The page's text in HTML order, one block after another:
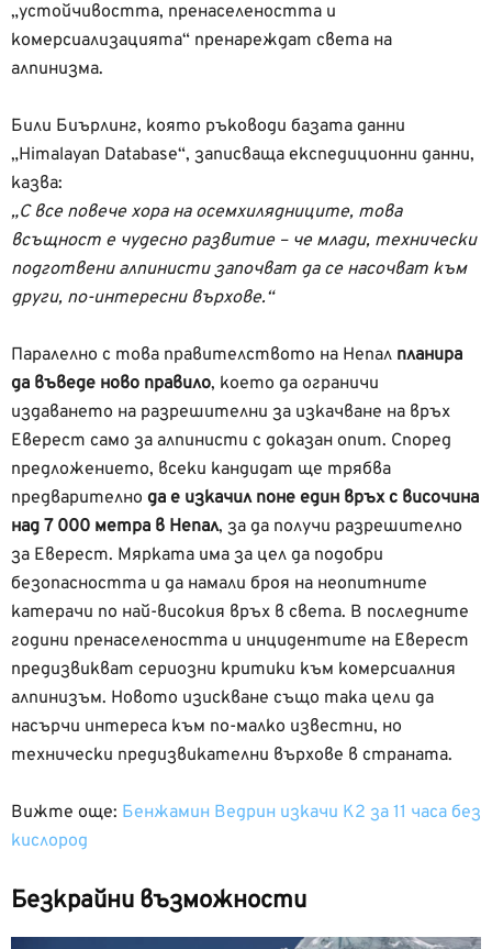
„устойчивостта, пренаселеността и
комерсиализацията“ пренареждат света на
алпинизма.
Били Биърлинг, която ръководи базата данни
„Himalayan Database“, записваща експедиционни данни,
казва:
„С все повече хора на осемхилядниците, това
всъщност е чудесно развитие – че млади, технически
подготвени алпинисти започват да се насочват към
други, по-интересни върхове.“
Паралелно с това правителството на Непал планира
да въведе ново правило, което да ограничи
издаването на разрешителни за изкачване на връх
Еверест само за алпинисти с доказан опит. Според
предложението, всеки кандидат ще трябва
предварително да е изкачил поне един връх с височина
над 7 000 метра в Непал, за да получи разрешително
за Еверест. Мярката има за цел да подобри
безопасността и да намали броя на неопитните
катерачи по най-високия връх в света. В последните
години пренаселеността и инцидентите на Еверест
предизвикват сериозни критики към комерсиалния
алпинизъм. Новото изискване също така цели да
насърчи интереса към по-малко известни, но
технически предизвикателни върхове в страната.
Вижте още: Бенжамин Ведрин изкачи K2 за 11 часа без
кислород
Безкрайни възможности